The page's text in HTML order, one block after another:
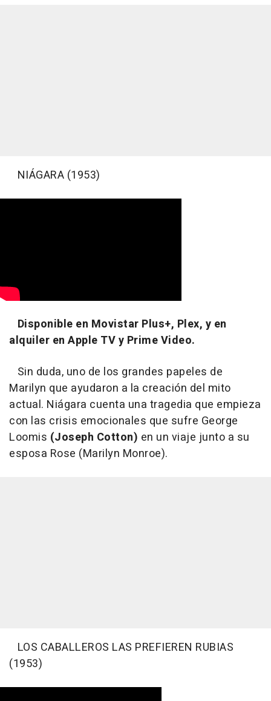
NIÁGARA (1953)
Disponible en Movistar Plus+, Plex, y en
alquiler en Apple TV y Prime Video.
Sin duda, uno de los grandes papeles de
Marilyn que ayudaron a la creación del mito
actual. Niágara cuenta una tragedia que empieza
con las crisis emocionales que sufre George
Loomis (Joseph Cotton) en un viaje junto a su
esposa Rose (Marilyn Monroe).
LOS CABALLEROS LAS PREFIEREN RUBIAS
(1953)